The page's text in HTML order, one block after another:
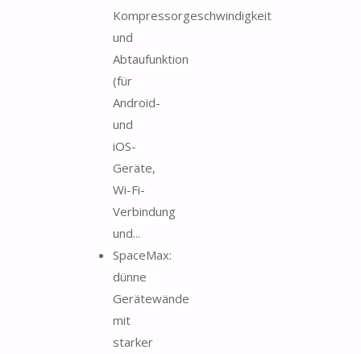
Kompressorgeschwindigkeit
und
Abtaufunktion
(für
Android-
und
iOS-
Geräte,
Wi-Fi-
Verbindung
und...
SpaceMax:
dünne
Gerätewände
mit
starker